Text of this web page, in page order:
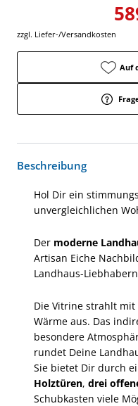
zzgl. Liefer-/Versandkosten
Auf
Beschreibung
Hol Dir ein
unvergleichlichen
Der moderne
Artisan Eiche
Landhaus-
Die Vitrine strahlt
Wärme aus. Das
besondere
rundet Deine
Sie bietet Dir durch
Holztüren, drei
Schubkasten viele